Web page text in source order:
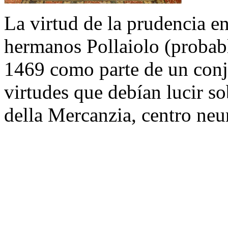
La virtud de la prudencia
hermanos Pollaiolo
1469 como parte de un
virtudes que debían lucir
della Mercanzia, centro